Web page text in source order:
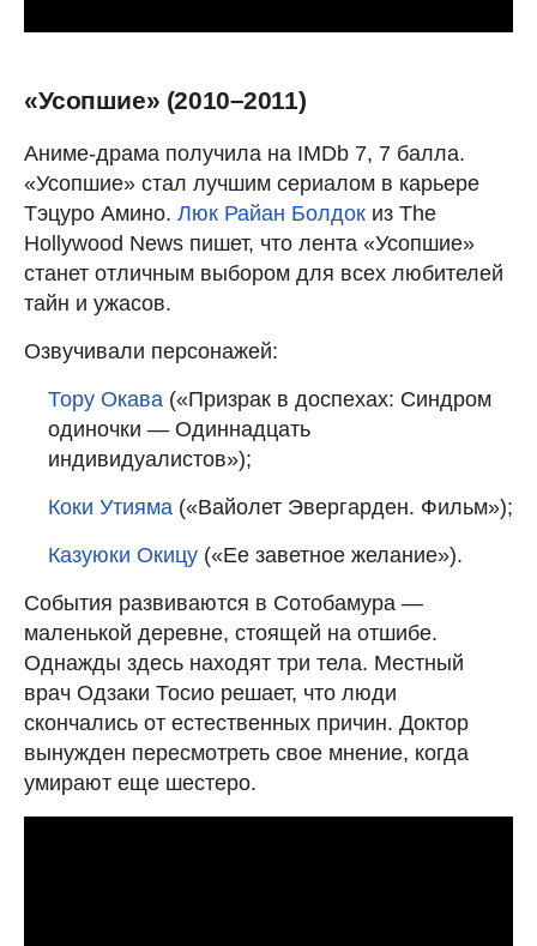
«Усопшие» (2010–2011)
Аниме-драма получила на IMDb 7, 7 балла.
«Усопшие» стал лучшим сериалом в карьере
Тэцуро Амино. Люк Райан Болдок из The
Hollywood News пишет, что лента «Усопшие»
станет отличным выбором для всех любителей
тайн и ужасов.
Озвучивали персонажей:
Тору Окава («Призрак в доспехах: Синдром
одиночки — Одиннадцать
индивидуалистов»);
Коки Утияма («Вайолет Эвергарден. Фильм»);
Казуюки Окицу («Ее заветное желание»).
События развиваются в Сотобамура —
маленькой деревне, стоящей на отшибе.
Однажды здесь находят три тела. Местный
врач Одзаки Тосио решает, что люди
скончались от естественных причин. Доктор
вынужден пересмотреть свое мнение, когда
умирают еще шестеро.